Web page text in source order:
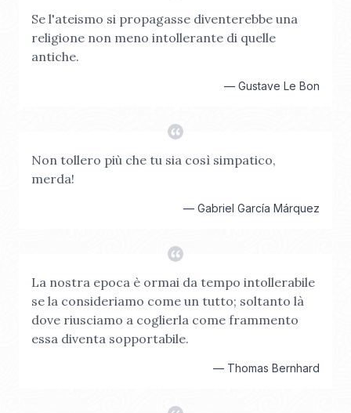
Se l'ateismo si propagasse diventerebbe una
religione non meno intollerante di quelle
antiche.
— Gustave Le Bon
Non tollero più che tu sia così simpatico,
merda!
— Gabriel García Márquez
La nostra epoca è ormai da tempo intollerabile
se la consideriamo come un tutto; soltanto là
dove riusciamo a coglierla come frammento
essa diventa sopportabile.
— Thomas Bernhard